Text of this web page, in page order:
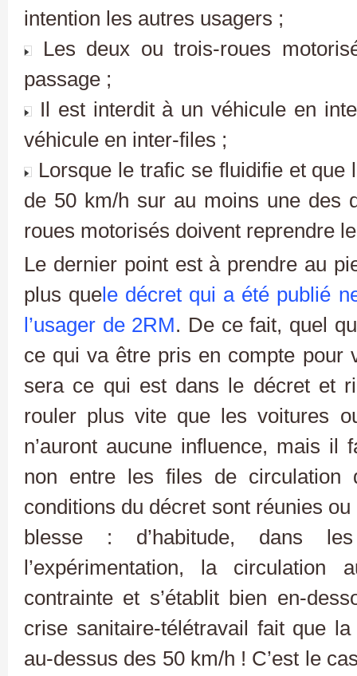
intention les autres usagers ;
Les deux ou trois-roues
passage ;
Il est interdit à un véhicule en
véhicule en inter-files ;
Lorsque le trafic se fluidifie et
de 50 km/h sur au moins une des
roues motorisés doivent reprendre
Le dernier point est à prendre au
plus que le décret qui a été publié
l’usager de 2RM. De ce fait, quel
ce qui va être pris en compte pour
sera ce qui est dans le décret et
rouler plus vite que les voitures
n’auront aucune influence, mais
non entre les files de circulation
conditions du décret sont réunies
blesse : d’habitude, dans
l’expérimentation, la circulation
contrainte et s’établit bien en-
crise sanitaire-télétravail fait que
au-dessus des 50 km/h ! C’est le